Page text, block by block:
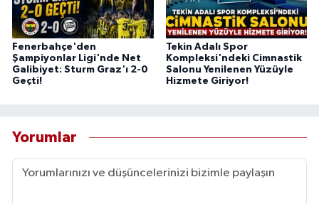
Fenerbahçe'den
Şampiyonlar Ligi'nde Net
Galibiyet: Sturm Graz'ı 2-0
Geçti!
Tekin Adalı Spor
Kompleksi'ndeki Cimnastik
Salonu Yenilenen Yüzüyle
Hizmete Giriyor!
Yorumlar